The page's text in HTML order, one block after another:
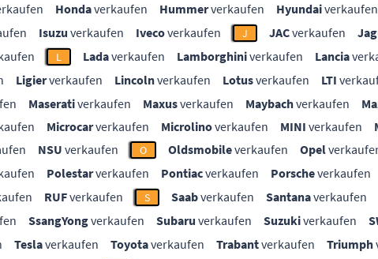
Hondaverkaufen Hummerverkaufen Hyundaiverkaufen
Isuzu verkaufen Ivecoverkaufen J JACverkaufen
L Ladaverkaufen Lamborghiniverkaufen Lancia
Ligierverkaufen Lincolnverkaufen Lotusverkaufen LTI
Maserativerkaufen Maxusverkaufen Maybachverkaufen
Microcarverkaufen Microlinoverkaufen MINI verkaufen
NSU verkaufen O Oldsmobileverkaufen Opel
Polestarverkaufen Pontiacverkaufen Porscheverkaufen
RUFverkaufen S Saabverkaufen Santanaverkaufen
SsangYongverkaufen Subaru verkaufen Suzukiverkaufen
Teslaverkaufen Toyotaverkaufen Trabantverkaufen Triumph